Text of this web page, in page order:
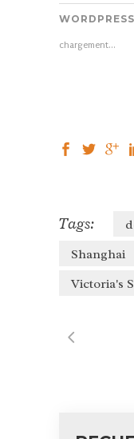
dans
fenêtre)
chargement…
Tags:
Shanghai
Victoria's